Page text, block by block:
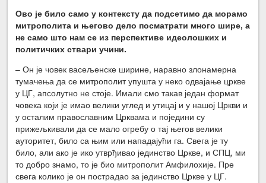
Ово је било само у контексту да подсетимо да морамо
митрополита и његово дело посматрати много шире, а
не само што нам се из перспективе идеолошких и
политичких ствари учини.
– Он је човек васељенске ширине, наравно злонамерна
тумачења да се митрополит упушта у неко одвајање цркве
у ЦГ, апсолутно не стоје. Имали смо такав један формат
човека који је имао велики углед и утицај и у нашој Цркви и
у осталим православним Црквама и поједини су
прижељкивали да се мало огребу о тај његов велики
ауторитет, било са њим или нападајући га. Свега је ту
било, али ако је ико утврђивао јединство Цркве, и СПЦ, ми
то добро знамо, то је био митрополит Амфилохије. Пре
свега колико је он пострадао за јединство Цркве у ЦГ.